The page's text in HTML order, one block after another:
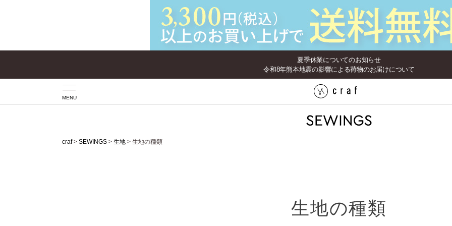
夏季休業についてのお知らせ
令和8年熊本地震の影響による荷物のお届けについて
MENU
craf SEWINGS 生地 生地の種類
生地の種類